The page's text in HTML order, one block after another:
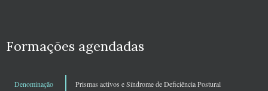
Formações agendadas
Denominação
Prismas activos e Síndrome de Deficiência Postural